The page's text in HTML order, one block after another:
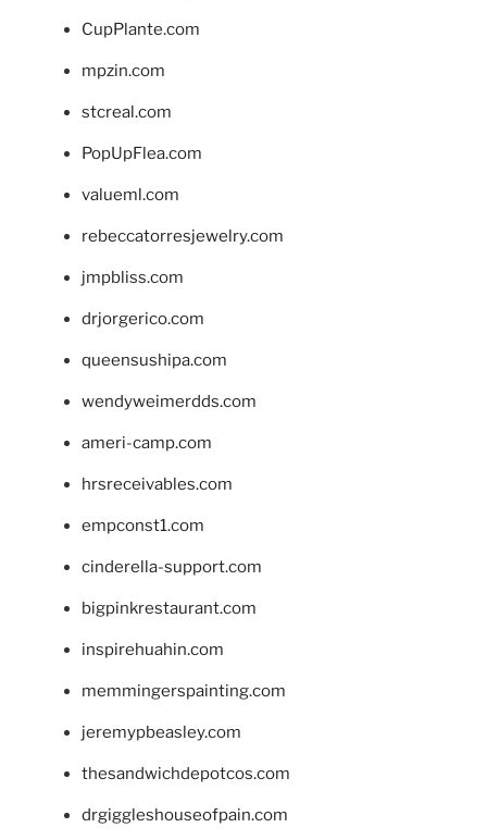
CupPlante.com
mpzin.com
stcreal.com
PopUpFlea.com
valueml.com
rebeccatorresjewelry.com
jmpbliss.com
drjorgerico.com
queensushipa.com
wendyweimerdds.com
ameri-camp.com
hrsreceivables.com
empconst1.com
cinderella-support.com
bigpinkrestaurant.com
inspirehuahin.com
memmingerspainting.com
jeremypbeasley.com
thesandwichdepotcos.com
drgiggleshouseofpain.com